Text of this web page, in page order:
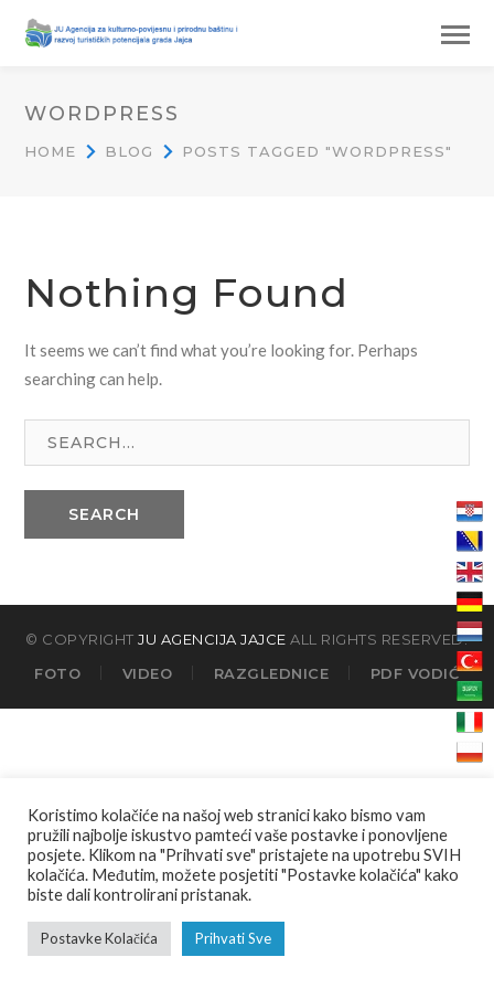
WORDPRESS
HOME BLOG POSTS TAGGED "WORDPRESS"
Nothing Found
It seems we can’t find what you’re looking for. Perhaps
searching can help.
SEARCH
© COPYRIGHTJU AGENCIJA JAJCE ALL RIGHTS RESERVED.
FOTO
VIDEO RAZGLEDNICE PDF VODIĆ
Koristimo kolačiće na našoj web stranici kako bismo vam
pružili najbolje iskustvo pamteći vaše postavke i ponovljene
posjete. Klikom na "Prihvati sve" pristajete na upotrebu SVIH
kolačića. Međutim, možete posjetiti "Postavke kolačića" kako
biste dali kontrolirani pristanak.
Postavke Kolačića Prihvati Sve